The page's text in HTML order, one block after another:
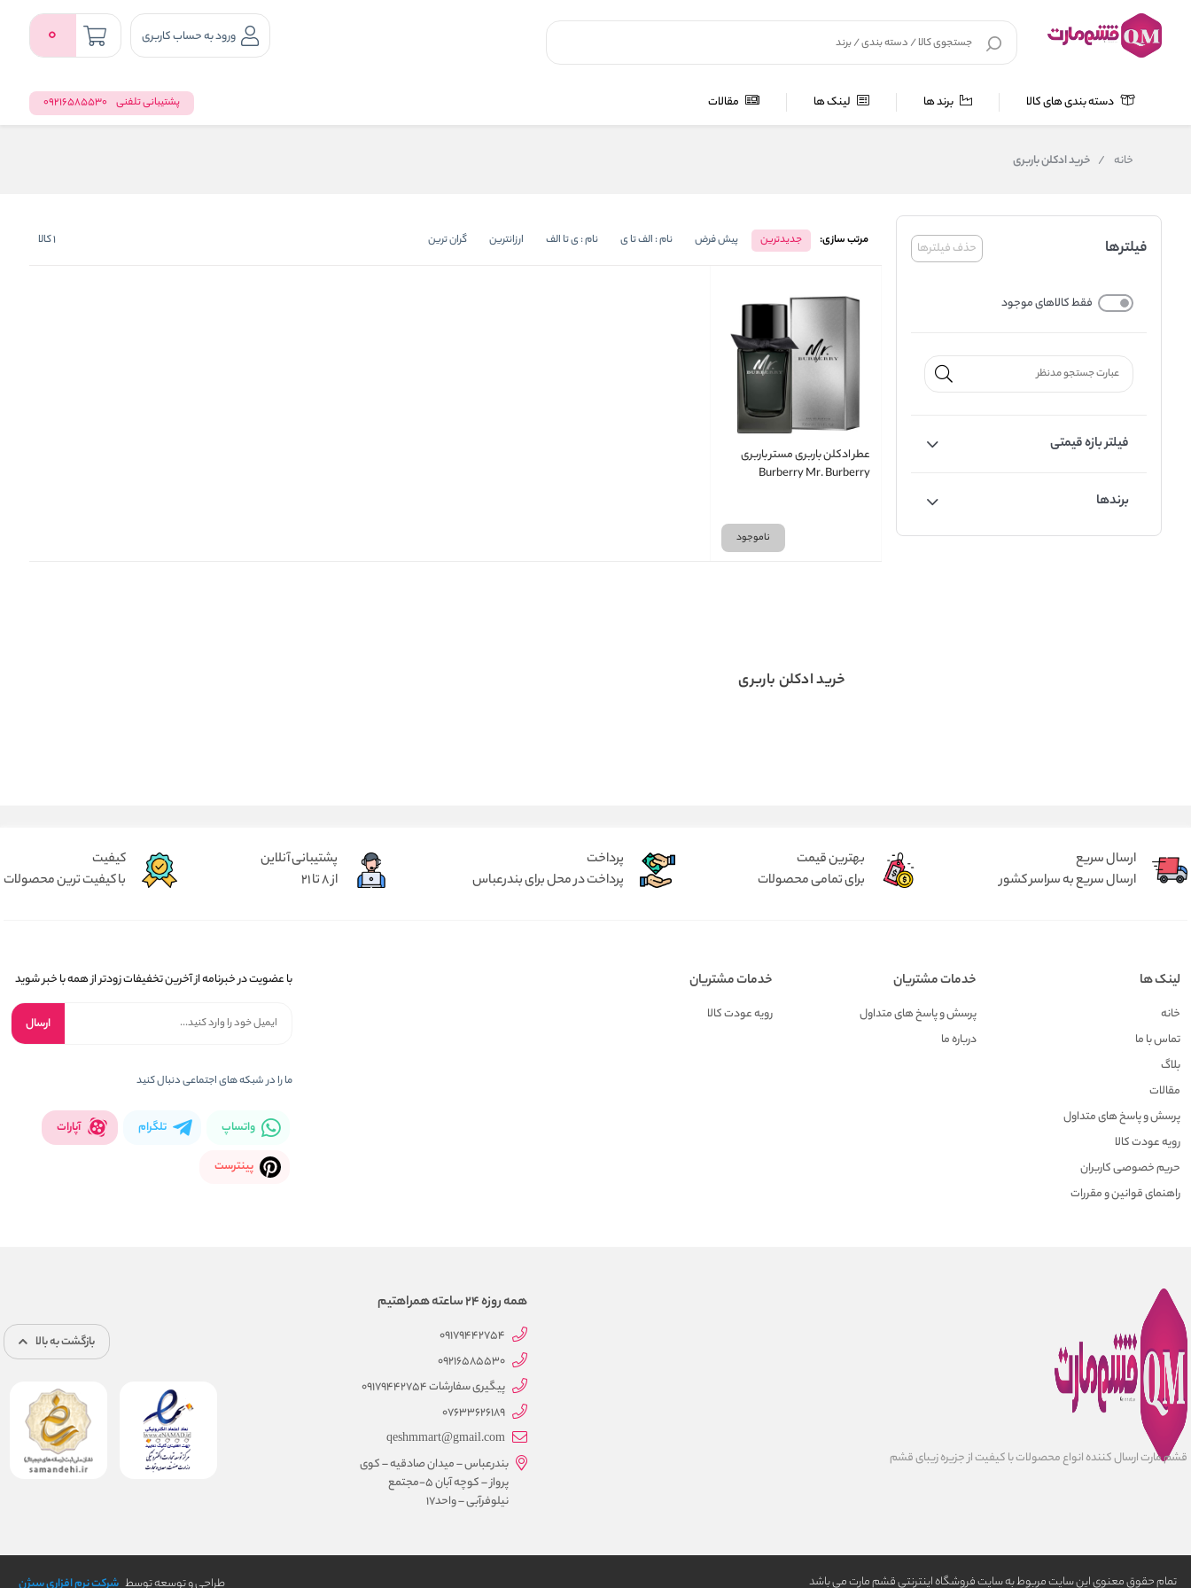
ورود به حساب کاربری 0
دسته بندی های کالا برند ها لینک ها مقالات پشتیبانی تلفنی 09216585530
خانه / خرید ادکلن باربری
حذف فیلترها فیلترها
فقط کالاهای موجود
فیلتر بازه قیمتی
برندها
مرتب سازی: جدیدترین پیش فرض نام : الف تا ی نام : ی تا الف ارزانترین گران ترین 1کالا
عطر ادکلن باربری مستر باربری
Burberry Mr. Burberry
ناموجود
خرید ادکلن باربری
ارسال سریع
ارسال سریع به سراسر کشور
بهترین قیمت
برای تمامی محصولات
پرداخت
پرداخت در محل برای بندرعباس
پشتیبانی آنلاین
از 8 تا 21
کیفیت
با کیفیت ترین محصولات
لینک ها
خانه
تماس با ما
بلاگ
مقالات
پرسش و پاسخ های متداول
رویه عودت کالا
حریم خصوصی کاربران
راهنمای قوانین و مقررات
خدمات مشتریان
پرسش و پاسخ های متداول
درباره ما
خدمات مشتریان
رویه عودت کالا
با عضویت در خبرنامه از آخرین تخفیفات زودتر از همه با خبر شوید
ارسال
ما را در شبکه های اجتماعی دنبال کنید
واتساپ تلگرام آپارات
پینترست
قشم مارت ارسال کننده انواع محصولات با کیفیت از جزیره زیبای قشم
همه روزه 24 ساعته همراهتیم
09179442754
09216585530
پیگیری سفارشات 09179442754
07633626189
qeshmmart@gmail.com
بندرعباس – میدان صادقیه – کوی
پرواز – کوچه آبان 5-مجتمع
نیلوفرآبی – واحد17
بازگشت به بالا
تمام حقوق معنوی این سایت مربوط به سایت فروشگاه اینترنتی قشم مارت می باشد